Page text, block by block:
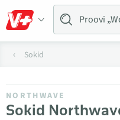
Sokid
NORTHWAVE
Sokid